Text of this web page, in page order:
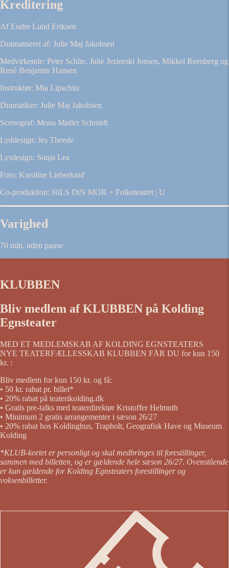
Kreditering
Af Endre Lund Eriksen
Dramatiseret af: Julie Maj Jakobsen
Medvirkende: Peter Schlie, Julie Jeziorski Jensen, Mikkel Reenberg og
René Benjamin Hansen
Instruktør: Mia Lipschitz
Dramatiker: Julie Maj Jakobsen
Scenograf: Mona Møller Schmidt
Lyddesign: Jes Theede
Lysdesign: Sonja Lea
Foto: Karoline Lieberkind
Co-produktion: HiLS DiN MOR + Folketeatret | U
Varighed
70 min. uden pause
KLUBBEN
Bliv medlem af KLUBBEN på Kolding
Egnsteater
MED ET MEDLEMSKAB AF KOLDING EGNSTEATERS
NYE TEATERFÆLLESSKAB KLUBBEN FÅR DU for kun 150
kr. :
Bliv medlem for kun 150 kr. og få:
• 50 kr. rabat pr. billet*
• 20% rabat på teaterikolding.dk
• Gratis pre-talks med teaterdirektør Kristoffer Helmuth
• Minimum 2 gratis arrangementer i sæson 26/27
• 20% rabat hos Koldinghus, Trapholt, Geografisk Have og Museum
Kolding
*KLUB-kortet er personligt og skal medbringes til forestillinger,
sammen med billetten, og er gældende hele sæson 26/27. Ovenstående
er kun gældende for Kolding Egnsteaters forestillinger og
voksenbilletter.